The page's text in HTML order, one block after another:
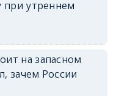
при утреннем
на запасном
зачем России